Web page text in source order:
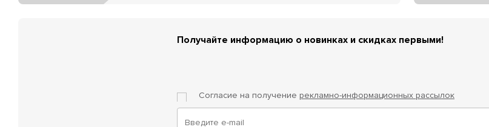
Получайте информацию о новинках и скидках первыми!
Согласие на получение рекламно-информационных рассылок